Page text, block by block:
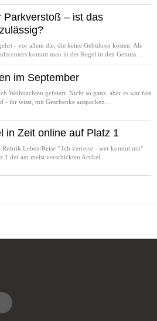
Parkverstoß – ist das
- vor allem die, die keine Gebühren kosten. Als
kommt man in der Regel in den Genuss…
im September
Weihnachten gefeiert. Nicht so ganz, aber es war fast
- ihr wisst, mit Geschenke auspacken…
in Zeit online auf Platz 1
Leben/Reise " Ich verreise - wer kommt mit"
1 der am meist verschickten Artikel.